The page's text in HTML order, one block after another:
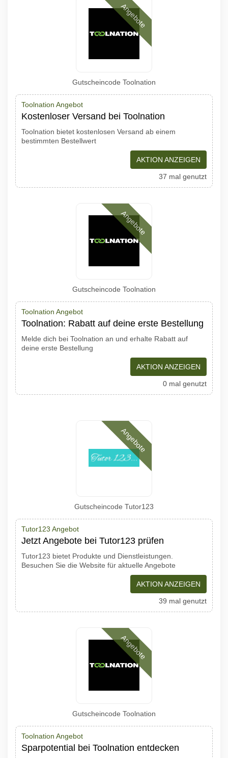
Angebote
Gutscheincode Toolnation
Toolnation Angebot
Kostenloser Versand bei Toolnation
Toolnation bietet kostenlosen Versand ab einem
bestimmten Bestellwert
AKTION ANZEIGEN
37 mal genutzt
Angebote
Gutscheincode Toolnation
Toolnation Angebot
Toolnation: Rabatt auf deine erste Bestellung
Melde dich bei Toolnation an und erhalte Rabatt auf
deine erste Bestellung
AKTION ANZEIGEN
0 mal genutzt
Angebote
Gutscheincode Tutor123
Tutor123 Angebot
Jetzt Angebote bei Tutor123 prüfen
Tutor123 bietet Produkte und Dienstleistungen.
Besuchen Sie die Website für aktuelle Angebote
AKTION ANZEIGEN
39 mal genutzt
Angebote
Gutscheincode Toolnation
Toolnation Angebot
Sparpotential bei Toolnation entdecken